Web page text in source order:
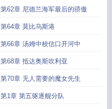
第62章 尼德兰海军最后的骄傲
第64章 莫比乌斯港
第66章 汤姆中校信口开河中
第68章 抵达奥斯吹利亚
第70章 无人需要的魔女先生
第1章 第五驱逐舰分队